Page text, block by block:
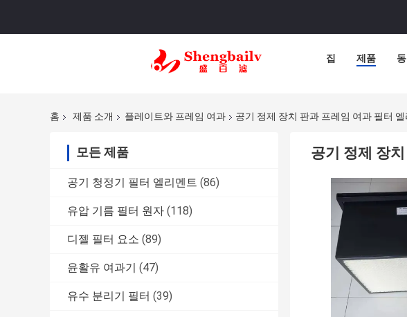
집 제품
홈 제품 소개 플레이트와 프레임 여과 공기 정제 장치 판과 프레임 여과 필터
모든 제품
공기 청정기 필터 엘리멘트 (86)
유압 기름 필터 원자 (118)
디젤 필터 요소 (89)
윤활유 여과기 (47)
유수 분리기 필터 (39)
공기 정제 장